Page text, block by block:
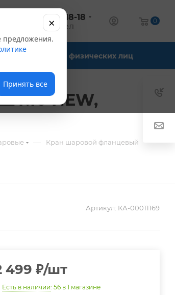
+7 (347) 246-18-18
оптовый отдел
0
Для физических лиц
NEW,
— Кран шаровой фланцевый
Артикул: КА-00011169
499 ₽/шт
Есть в наличии: 56 в 1 магазине
предложения.
Принять все
×